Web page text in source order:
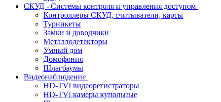
СКУД - Системы контроля и управления доступом
Контроллеры СКУД, считыватели, карты
Турникеты
Замки и доводчики
Металлодетекторы
Умный дом
Домофония
Шлагбаумы
Видеонаблюдение
HD-TVI видеорегистраторы
HD-TVI камеры купольные